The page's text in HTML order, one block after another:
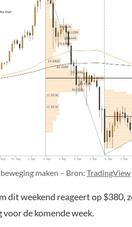
maken – Bron: TradingView
dit weekend reageert op $380,
de komende week.